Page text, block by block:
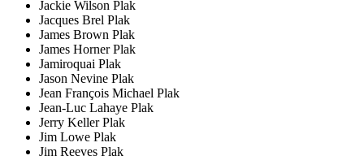
Jackie Wilson Plak
Jacques Brel Plak
James Brown Plak
James Horner Plak
Jamiroquai Plak
Jason Nevine Plak
Jean François Michael Plak
Jean-Luc Lahaye Plak
Jerry Keller Plak
Jim Lowe Plak
Jim Reeves Plak